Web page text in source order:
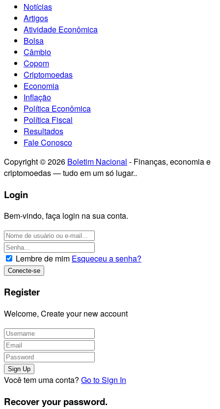
Notícias
Artigos
Atividade Econômica
Bolsa
Câmbio
Copom
Criptomoedas
Economia
Inflação
Política Econômica
Política Fiscal
Resultados
Fale Conosco
Copyright © 2026 Boletim Nacional - Finanças, economia e
criptomoedas — tudo em um só lugar..
Login
Bem-vindo, faça login na sua conta.
Lembre de mim Esqueceu a senha?
Register
Welcome, Create your new account
Você tem uma conta? Go to Sign In
Recover your password.